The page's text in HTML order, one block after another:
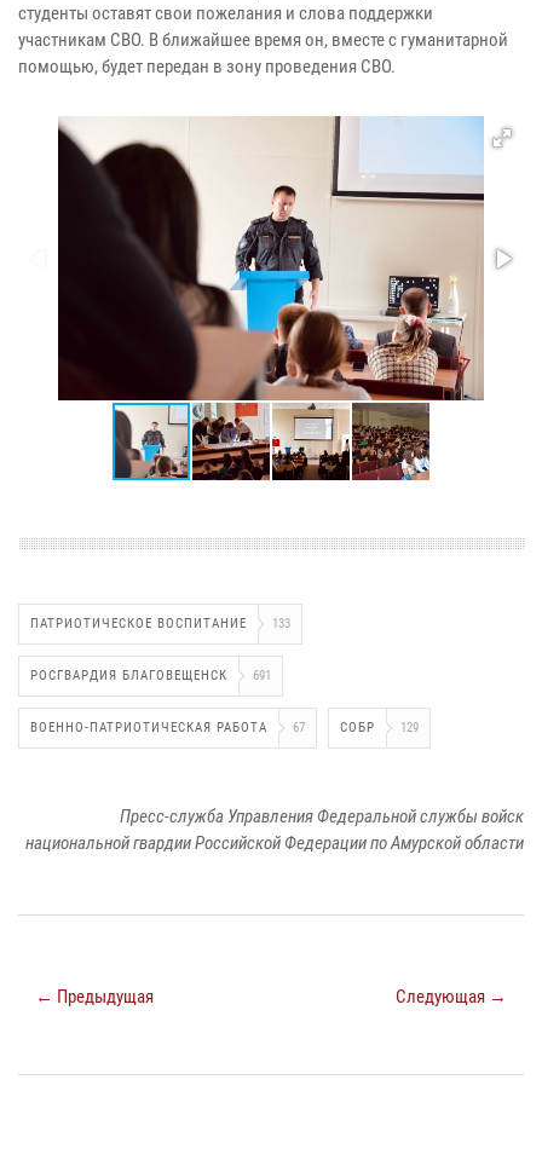
студенты оставят свои пожелания и слова поддержки
участникам СВО. В ближайшее время он, вместе с гуманитарной
помощью, будет передан в зону проведения СВО.
ПАТРИОТИЧЕСКОЕ ВОСПИТАНИЕ 133
РОСГВАРДИЯ БЛАГОВЕЩЕНСК 691
ВОЕННО-ПАТРИОТИЧЕСКАЯ РАБОТА 67 СОБР 129
Пресс-служба Управления Федеральной службы войск
национальной гвардии Российской Федерации по Амурской области
← Предыдущая Следующая →